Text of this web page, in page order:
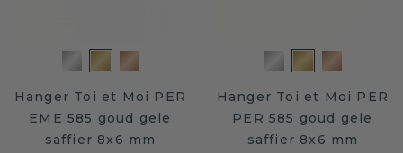
Hanger Toi et Moi PER
EME 585 goud gele
saffier 8x6 mm
Hanger Toi et Moi PER
PER 585 goud gele
saffier 8x6 mm